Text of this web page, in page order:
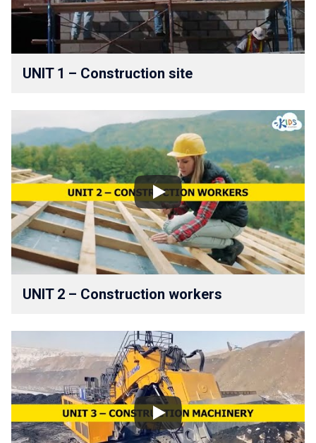
UNIT 1 –⁠ Construction site
UNIT 2 –⁠ Construction workers